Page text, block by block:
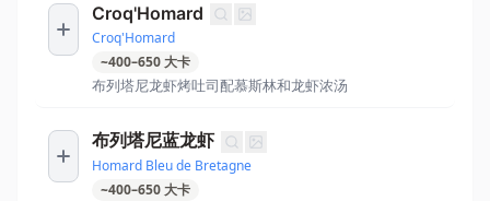
Croq'Homard
Croq'Homard
~400–650大卡
布列塔尼龙虾烤吐司配慕斯林和龙虾浓汤
布列塔尼蓝龙虾
Homard Bleu de Bretagne
~400–650大卡